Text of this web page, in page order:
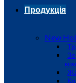
Продукція
New